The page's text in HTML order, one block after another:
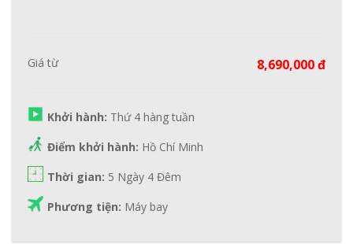
Giá từ 8,690,000 đ
Khởi hành: Thứ 4 hàng tuần
Điểm khởi hành: Hồ Chí Minh
Thời gian: 5 Ngày 4 Đêm
Phương tiện: Máy bay